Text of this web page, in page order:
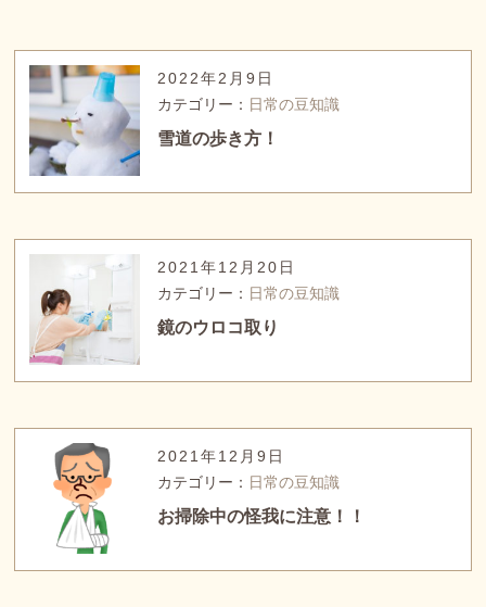
2022年2月9日
カテゴリー： 日常の豆知識
雪道の歩き方！
2021年12月20日
カテゴリー： 日常の豆知識
鏡のウロコ取り
2021年12月9日
カテゴリー： 日常の豆知識
お掃除中の怪我に注意！！